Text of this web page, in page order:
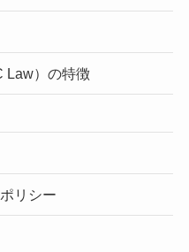
Law）の特徴
リシー